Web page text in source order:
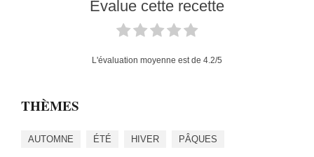
Évalue cette recette
L'évaluation moyenne est de 4.2/5
THÈMES
AUTOMNE ÉTÉ HIVER PÂQUES